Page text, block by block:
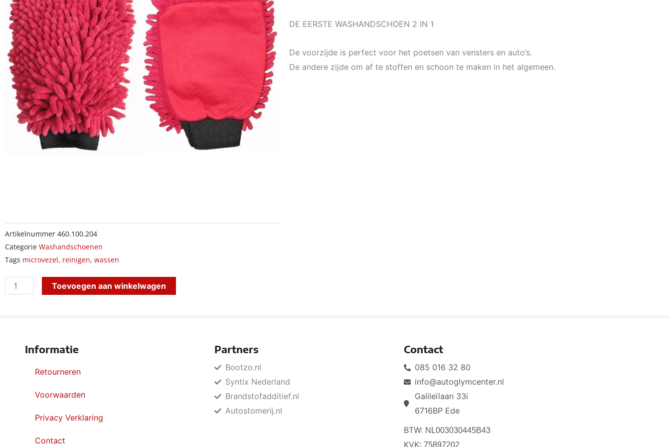
Artikelnummer 460.100.204
Categorie Washandschoenen
Tags microvezel, reinigen, wassen
washandschoen
microvezel"rasta
Toevoegen aan winkelwagen
DE EERSTE WASHANDSCHOEN 2 IN 1
De voorzijde is perfect voor het poetsen van vensters en auto’s.
De andere zijde om af te stoffen en schoon te maken in het algemeen.
Informatie
Retourneren
Voorwaarden
Privacy Verklaring
Contact
Partners
Bootzo.nl
Syntix Nederland
Brandstofadditief.nl
Autostomerij.nl
Contact
085 016 32 80
info@autoglymcenter.nl
Galileïlaan 33i
6716BP Ede
BTW: NL003030445B43
KVK: 75897202